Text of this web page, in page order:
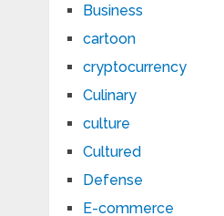
Business
cartoon
cryptocurrency
Culinary
culture
Cultured
Defense
E-commerce